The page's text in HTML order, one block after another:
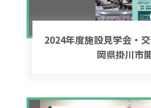
2024年度施設見学会・
岡県掛川市